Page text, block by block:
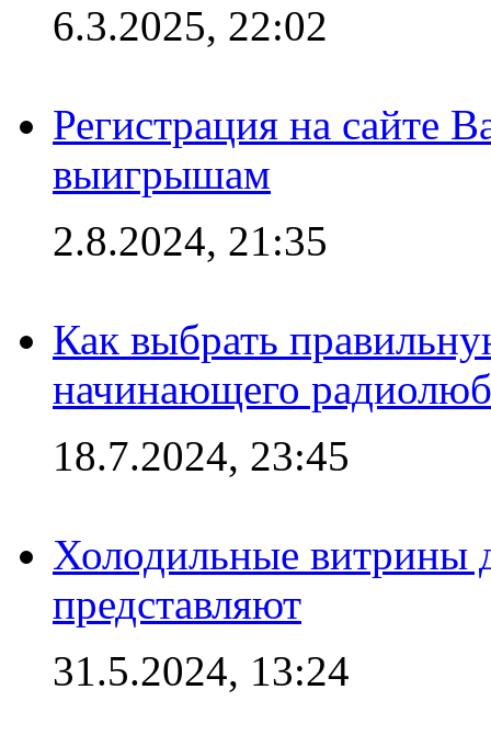
6.3.2025, 22:02
Регистрация на сайте
выигрышам
2.8.2024, 21:35
Как выбрать
начинающего
18.7.2024, 23:45
Холодильные витрины
представляют
31.5.2024, 13:24